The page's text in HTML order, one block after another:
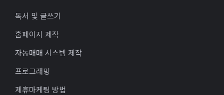
독서 및 글쓰기
홈페이지 제작
자동매매 시스템 제작
프로그래밍
제휴마케팅 방법